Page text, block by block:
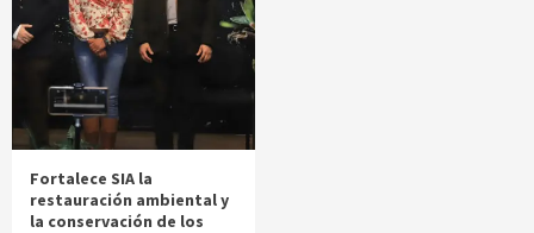
Fortalece SIA la
restauración ambiental y
la conservación de los